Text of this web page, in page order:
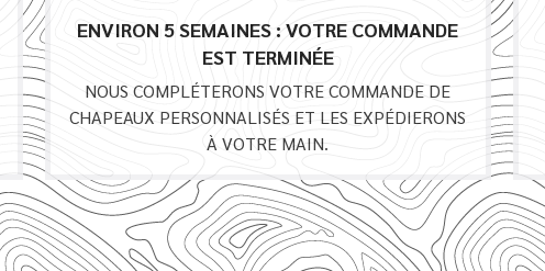
ENVIRON 5 SEMAINES : VOTRE COMMANDE
EST TERMINÉE
NOUS COMPLÉTERONS VOTRE COMMANDE DE
CHAPEAUX PERSONNALISÉS ET LES EXPÉDIERONS
À VOTRE MAIN.